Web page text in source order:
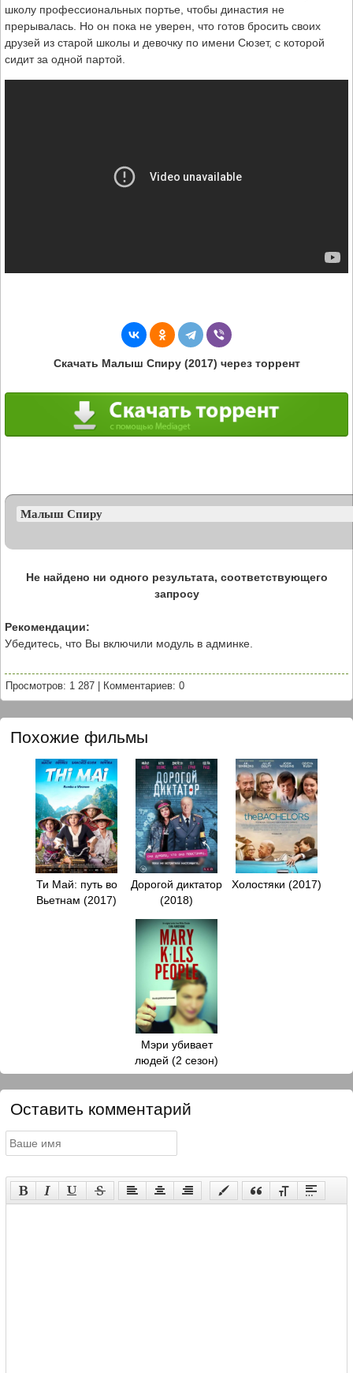
школу профессиональных портье, чтобы династия не
прерывалась. Но он пока не уверен, что готов бросить своих
друзей из старой школы и девочку по имени Сюзет, с которой
сидит за одной партой.
Скачать Малыш Спиру (2017) через торрент
Не найдено ни одного результата, соответствующего
запросу
Рекомендации:
Убедитесь, что Вы включили модуль в админке.
Просмотров: 1 287 Комментариев: 0
Похожие фильмы
Ти Май: путь во
Вьетнам (2017)
Дорогой диктатор
(2018)
Холостяки (2017)
Мэри убивает
людей (2 сезон)
Оставить комментарий